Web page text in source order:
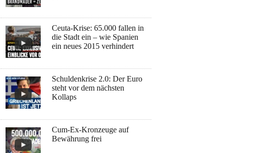
Ceuta-Krise: 65.000 fallen in
die Stadt ein – wie Spanien
ein neues 2015 verhindert
Schuldenkrise 2.0: Der Euro
steht vor dem nächsten
Kollaps
Cum-Ex-Kronzeuge auf
Bewährung frei